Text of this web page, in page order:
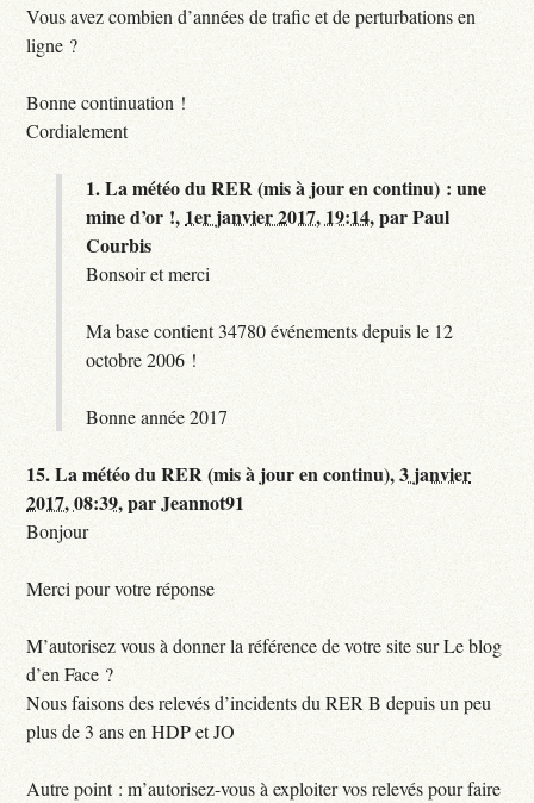
Vous avez combien d’années de trafic et de perturbations en
ligne ?
Bonne continuation !
Cordialement
1.La météo du RER (mis à jour en continu) : une
mine d’or !, 1er janvier 2017, 19:14,parPaul
Courbis
Bonsoir et merci
Ma base contient 34780 événements depuis le 12
octobre 2006 !
Bonne année 2017
15.La météo du RER (mis à jour en continu),3 janvier
2017, 08:39,parJeannot91
Bonjour
Merci pour votre réponse
M’autorisez vous à donner la référence de votre site sur Le blog
d’en Face ?
Nous faisons des relevés d’incidents du RER B depuis un peu
plus de 3 ans en HDP et JO
Autre point : m’autorisez-vous à exploiter vos relevés pour faire